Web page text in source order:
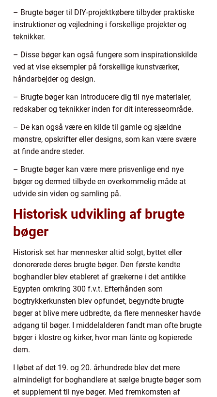
– Brugte bøger til DIY-projektkøbere tilbyder praktiske
instruktioner og vejledning i forskellige projekter og
teknikker.
– Disse bøger kan også fungere som inspirationskilde
ved at vise eksempler på forskellige kunstværker,
håndarbejder og design.
– Brugte bøger kan introducere dig til nye materialer,
redskaber og teknikker inden for dit interesseområde.
– De kan også være en kilde til gamle og sjældne
mønstre, opskrifter eller designs, som kan være svære
at finde andre steder.
– Brugte bøger kan være mere prisvenlige end nye
bøger og dermed tilbyde en overkommelig måde at
udvide sin viden og samling på.
Historisk udvikling af brugte
bøger
Historisk set har mennesker altid solgt, byttet eller
donorerede deres brugte bøger. Den første kendte
boghandler blev etableret af grækerne i det antikke
Egypten omkring 300 f.v.t. Efterhånden som
bogtrykkerkunsten blev opfundet, begyndte brugte
bøger at blive mere udbredte, da flere mennesker havde
adgang til bøger. I middelalderen fandt man ofte brugte
bøger i klostre og kirker, hvor man lånte og kopierede
dem.
I løbet af det 19. og 20. århundrede blev det mere
almindeligt for boghandlere at sælge brugte bøger som
et supplement til nye bøger. Med fremkomsten af